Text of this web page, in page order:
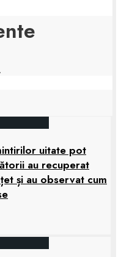
uitate pot
au recuperat
și au observat cum